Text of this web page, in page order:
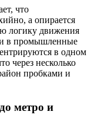
что
а опирается
логику движения
и в промышленные
в одном
через несколько
пробками и
метро и